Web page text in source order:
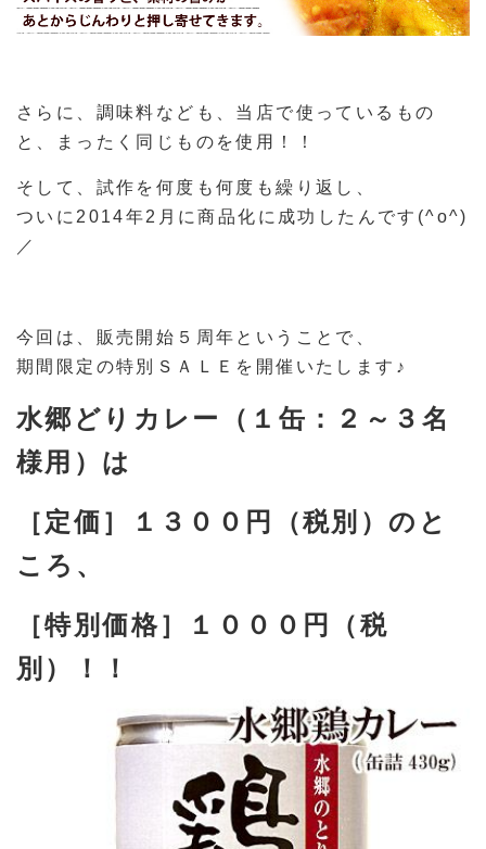
さらに、調味料なども、当店で使っているもの
と、まったく同じものを使用！！
そして、試作を何度も何度も繰り返し、
ついに2014年2月に商品化に成功したんです(^o^)
／
今回は、販売開始５周年ということで、
期間限定の特別ＳＡＬＥを開催いたします♪
水郷どりカレー（１缶：２～３名
様用）は
［定価］１３００円（税別）のと
ころ、
［特別価格］１０００円（税
別）！！